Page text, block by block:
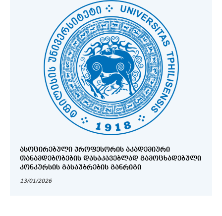
ᲐᲡᲝᲪᲘᲠᲔᲑᲣᲚᲘ ᲞᲠᲝᲤᲔᲡᲝᲠᲘᲡ ᲐᲙᲐᲓᲔᲛᲘᲣᲠᲘ
ᲗᲐᲜᲐᲛᲓᲔᲑᲝᲑᲔᲑᲘᲡ ᲓᲐᲡᲐᲙᲐᲕᲔᲑᲚᲐᲓ ᲒᲐᲛᲝᲪᲮᲐᲓᲔᲑᲣᲚᲘ
ᲙᲝᲜᲙᲣᲠᲡᲘᲡ ᲒᲐᲡᲐᲣᲑᲠᲔᲑᲘᲡ ᲒᲐᲜᲠᲘᲒᲘ
13/01/2026